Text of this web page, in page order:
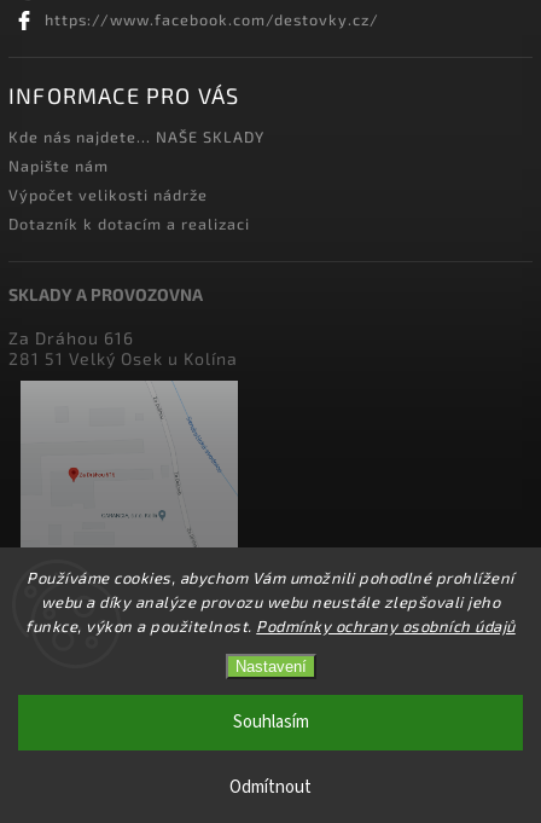
Používáme cookies, abychom Vám umožnili pohodlné prohlížení
webu a díky analýze provozu webu neustále zlepšovali jeho
funkce, výkon a použitelnost. Podmínky ochrany osobních údajů
Nastavení
Odmítnout
Souhlasím
https://www.facebook.com/destovky.cz/
INFORMACE PRO VÁS
Kde nás najdete... NAŠE SKLADY
Napište nám
Výpočet velikosti nádrže
Dotazník k dotacím a realizaci
SKLADY A PROVOZOVNA
Za Dráhou 616
281 51 Velký Osek u Kolína
perfect factory. Všechna práva vyhrazena.
Upravit nastavení cookies